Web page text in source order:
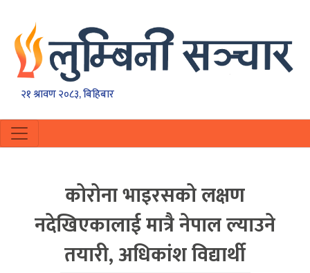
२१ श्रावण २०८३, बिहिबार
कोरोना भाइरसको लक्षण
नदेखिएकालाई मात्रै नेपाल ल्याउने
तयारी, अधिकांश विद्यार्थी